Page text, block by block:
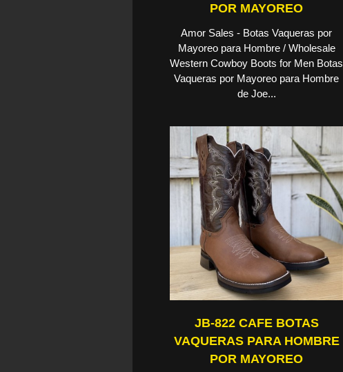
POR MAYOREO
Amor Sales - Botas Vaqueras por
Mayoreo para Hombre / Wholesale
Western Cowboy Boots for Men Botas
Vaqueras por Mayoreo para Hombre
de Joe...
JB-822 CAFE BOTAS
VAQUERAS PARA HOMBRE
POR MAYOREO